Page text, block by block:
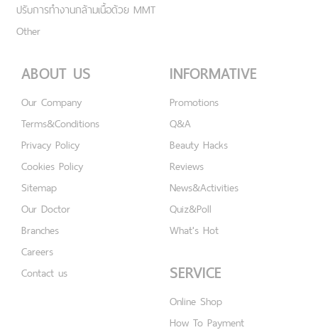
ปรับการทำงานกล้ามเนื้อด้วย MMT
Other
ABOUT US
Our Company
Terms&Conditions
Privacy Policy
Cookies Policy
Sitemap
Our Doctor
Branches
Careers
Contact us
INFORMATIVE
Promotions
Q&A
Beauty Hacks
Reviews
News&Activities
Quiz&Poll
What's Hot
SERVICE
Online Shop
How To Payment